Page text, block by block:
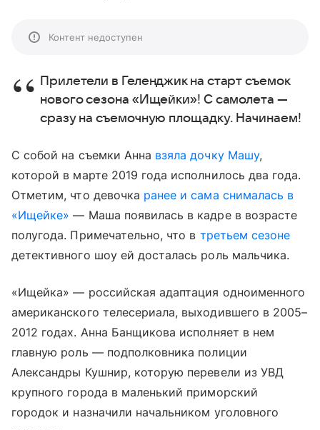
Контент недоступен
Прилетели в Геленджик на старт съемок
нового сезона «Ищейки»! С самолета —
сразу на съемочную площадку. Начинаем!
С собой на съемки Анна взяла дочку Машу,
которой в марте 2019 года исполнилось два года.
Отметим, что девочка ранее и сама снималась в
«Ищейке» — Маша появилась в кадре в возрасте
полугода. Примечательно, что в третьем сезоне
детективного шоу ей досталась роль мальчика.
«Ищейка» — российская адаптация одноименного
американского телесериала, выходившего в 2005–
2012 годах. Анна Банщикова исполняет в нем
главную роль — подполковника полиции
Александры Кушнир, которую перевели из УВД
крупного города в маленький приморский
городок и назначили начальником уголовного